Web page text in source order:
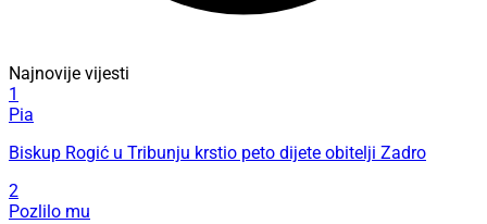
Najnovije vijesti
1
Pia
Biskup Rogić u Tribunju krstio peto dijete obitelji Zadro
2
Pozlilo mu